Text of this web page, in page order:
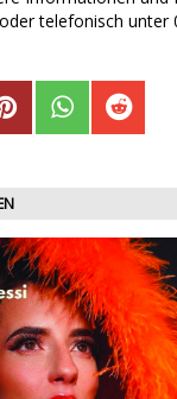
telefonisch unter